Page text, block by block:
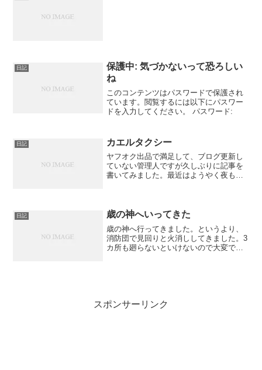
日記
保護中: 気づかないって恐ろしい
ね
このコンテンツはパスワードで保護され
ています。閲覧するには以下にパスワー
ドを入力してください。 パスワード:
日記 カエルタクシー
ヤフオク出品で満足して、ブログ更新し
ていない管理人ですが久しぶりに記事を
書いてみました。最近はようやく夜も涼
何匹も何匹も集まってくる...
日記 歳の神へいってきた
歳の神へ行ってきました。というより、
消防団で見回りと火消ししてきました。3
カ所も廻らないといけないので大変で
スポンサーリンク